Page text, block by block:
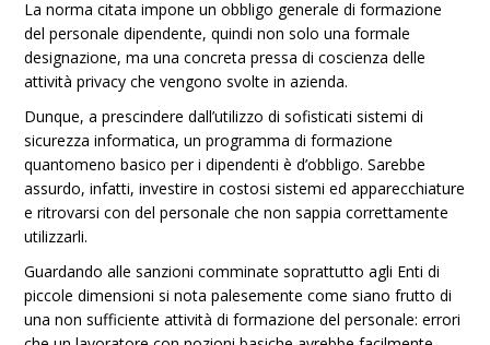
La norma citata impone un obbligo generale di formazione
del personale dipendente, quindi non solo una formale
designazione, ma una concreta pressa di coscienza delle
attività privacy che vengono svolte in azienda.
Dunque, a prescindere dall’utilizzo di sofisticati sistemi di
sicurezza informatica, un programma di formazione
quantomeno basico per i dipendenti è d’obbligo. Sarebbe
assurdo, infatti, investire in costosi sistemi ed apparecchiature
e ritrovarsi con del personale che non sappia correttamente
utilizzarli.
Guardando alle sanzioni comminate soprattutto agli Enti di
piccole dimensioni si nota palesemente come siano frutto di
una non sufficiente attività di formazione del personale: errori